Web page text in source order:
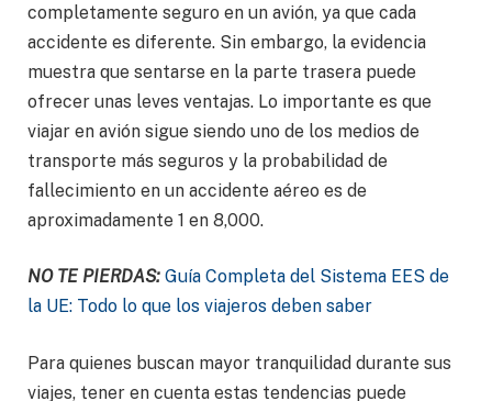
completamente seguro en un avión, ya que cada
accidente es diferente. Sin embargo, la evidencia
muestra que sentarse en la parte trasera puede
ofrecer unas leves ventajas. Lo importante es que
viajar en avión sigue siendo uno de los medios de
transporte más seguros y la probabilidad de
fallecimiento en un accidente aéreo es de
aproximadamente 1 en 8,000.
NO TE PIERDAS: Guía Completa del Sistema EES de
la UE: Todo lo que los viajeros deben saber
Para quienes buscan mayor tranquilidad durante sus
viajes, tener en cuenta estas tendencias puede